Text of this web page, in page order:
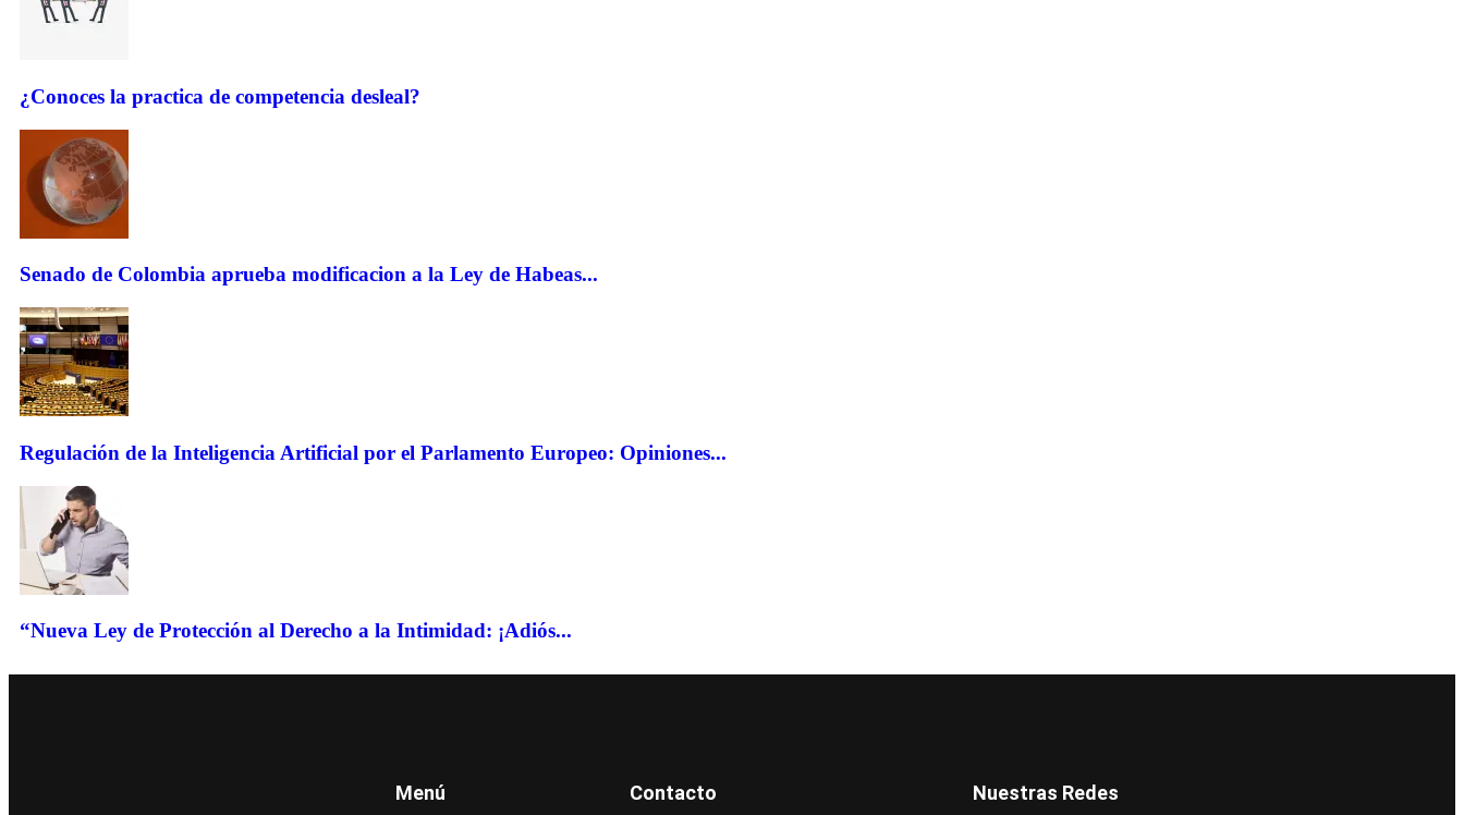
¿Conoces la practica de competencia desleal?
Senado de Colombia aprueba modificacion a la Ley de Habeas...
Regulación de la Inteligencia Artificial por el Parlamento Europeo: Opiniones...
“Nueva Ley de Protección al Derecho a la Intimidad: ¡Adiós...
Menú Contacto Nuestras Redes